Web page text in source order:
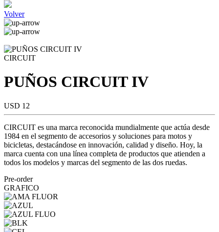
Volver
CIRCUIT
PUÑOS CIRCUIT IV
USD 12
CIRCUIT es una marca reconocida mundialmente que actúa desde
1984 en el segmento de accesorios y soluciones para motos y
bicicletas, destacándose en innovación, calidad y diseño. Hoy, la
marca cuenta con una línea completa de productos que atienden a
todos los modelos y marcas del segmento de las dos ruedas.
Pre-order
GRAFICO